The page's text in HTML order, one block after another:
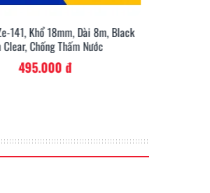
141, Khổ 18mm, Dài 8m, Black
Clear, Chống Thấm Nước
495.000 đ